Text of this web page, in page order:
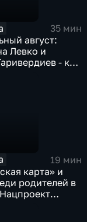
35 мин
август:
Левко и
- как
19 мин
карта» и
родителей в